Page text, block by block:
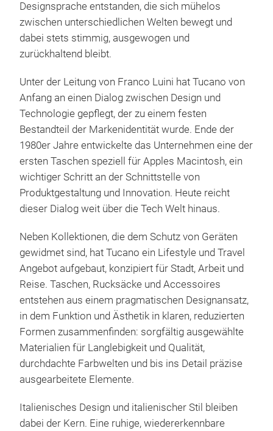
Designsprache entstanden, die sich mühelos
zwischen unterschiedlichen Welten bewegt und
dabei stets stimmig, ausgewogen und
zurückhaltend bleibt.
Unter der Leitung von Franco Luini hat Tucano von
Anfang an einen Dialog zwischen Design und
Technologie gepflegt, der zu einem festen
Bestandteil der Markenidentität wurde. Ende der
1980er Jahre entwickelte das Unternehmen eine der
ersten Taschen speziell für Apples Macintosh, ein
wichtiger Schritt an der Schnittstelle von
Produktgestaltung und Innovation. Heute reicht
dieser Dialog weit über die Tech Welt hinaus.
Neben Kollektionen, die dem Schutz von Geräten
gewidmet sind, hat Tucano ein Lifestyle und Travel
Angebot aufgebaut, konzipiert für Stadt, Arbeit und
Reise. Taschen, Rucksäcke und Accessoires
entstehen aus einem pragmatischen Designansatz,
in dem Funktion und Ästhetik in klaren, reduzierten
Formen zusammenfinden: sorgfältig ausgewählte
Materialien für Langlebigkeit und Qualität,
durchdachte Farbwelten und bis ins Detail präzise
ausgearbeitete Elemente.
Italienisches Design und italienischer Stil bleiben
dabei der Kern. Eine ruhige, wiedererkennbare